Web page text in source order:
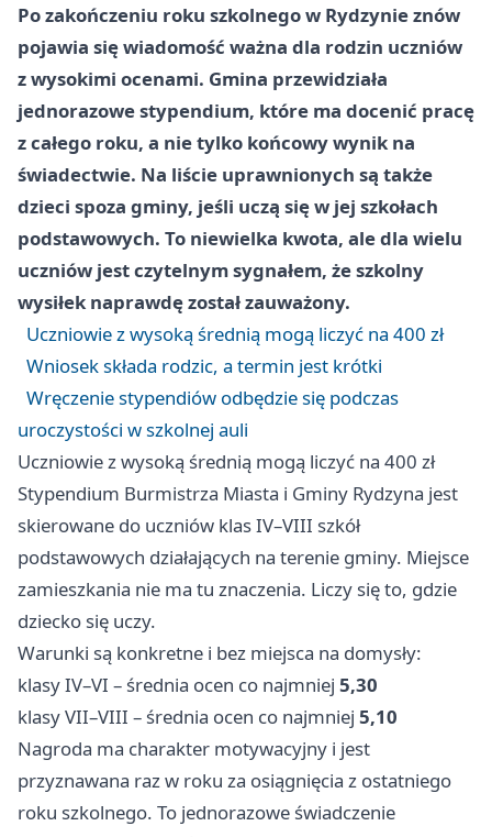
Po zakończeniu roku szkolnego w Rydzynie znów
pojawia się wiadomość ważna dla rodzin uczniów
z wysokimi ocenami. Gmina przewidziała
jednorazowe stypendium, które ma docenić pracę
z całego roku, a nie tylko końcowy wynik na
świadectwie. Na liście uprawnionych są także
dzieci spoza gminy, jeśli uczą się w jej szkołach
podstawowych. To niewielka kwota, ale dla wielu
uczniów jest czytelnym sygnałem, że szkolny
wysiłek naprawdę został zauważony.
Uczniowie z wysoką średnią mogą liczyć na 400 zł
Wniosek składa rodzic, a termin jest krótki
Wręczenie stypendiów odbędzie się podczas
uroczystości w szkolnej auli
Uczniowie z wysoką średnią mogą liczyć na 400 zł
Stypendium Burmistrza Miasta i Gminy Rydzyna jest
skierowane do uczniów klas IV–VIII szkół
podstawowych działających na terenie gminy. Miejsce
zamieszkania nie ma tu znaczenia. Liczy się to, gdzie
dziecko się uczy.
Warunki są konkretne i bez miejsca na domysły:
klasy IV–VI – średnia ocen co najmniej 5,30
klasy VII–VIII – średnia ocen co najmniej 5,10
Nagroda ma charakter motywacyjny i jest
przyznawana raz w roku za osiągnięcia z ostatniego
roku szkolnego. To jednorazowe świadczenie